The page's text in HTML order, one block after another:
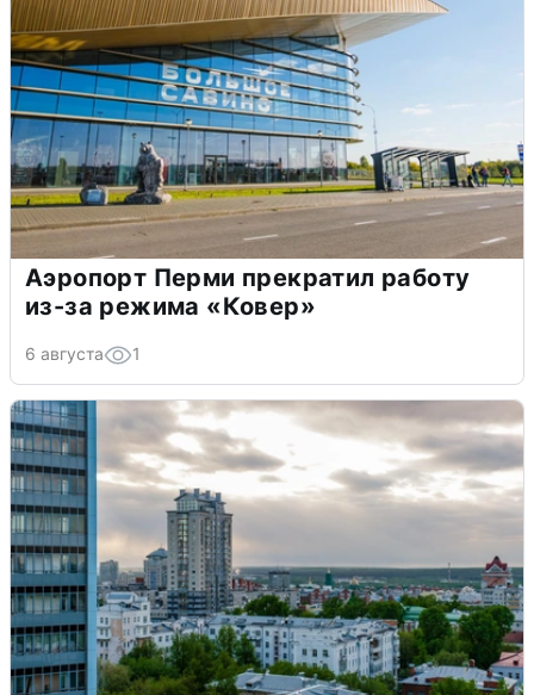
Аэропорт Перми прекратил работу
из-за режима «Ковер»
6 августа 1